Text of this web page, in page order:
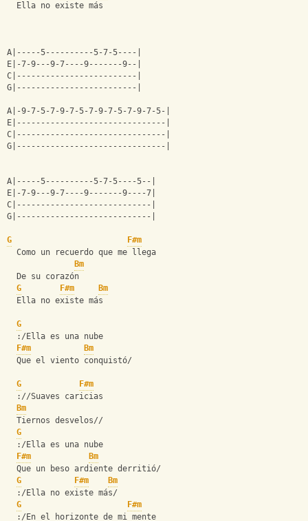
  Ella no existe más
A|-----5----------5-7-5----|
E|-7-9---9-7----9-------9--|
C|-------------------------|
G|-------------------------|
A|-9-7-5-7-9-7-5-7-9-7-5-7-9-7-5-|
E|-------------------------------|
C|-------------------------------|
G|-------------------------------|
A|-----5----------5-7-5----5--|
E|-7-9---9-7----9-------9----7|
C|----------------------------|
G|----------------------------|
G
F#m
  Como un recuerdo que me llega
Bm
  De su corazón
G
F#m
Bm
  Ella no existe más
G
  :/Ella es una nube
F#m
Bm
  Que el viento conquistó/
G
F#m
  ://Suaves caricias
Bm
  Tiernos desvelos//
G
  :/Ella es una nube
F#m
Bm
  Que un beso ardiente derritió/
G
F#m
Bm
  :/Ella no existe más/
G
F#m
  :/En el horizonte de mi mente